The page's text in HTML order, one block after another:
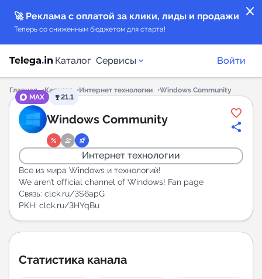
close
🚀 Реклама с оплатой за клики, лиды и продажи
Теперь со сниженным бюджетом для старта!
Каталог Сервисы
Каталог каналов
Каталог ботов
Горящие предложения
Индекс читаемости каналов в Telegram
New
Войти
Главная Каталог Интернет технологии
Windows Community
MAX
21.1
Windows Community
Интернет технологии
Все из мира Windows и технологий!
We aren’t official channel of Windows! Fan page
Связь: clck.ru/3S6apG
РКН: clck.ru/3HYqBu
Статистика канала